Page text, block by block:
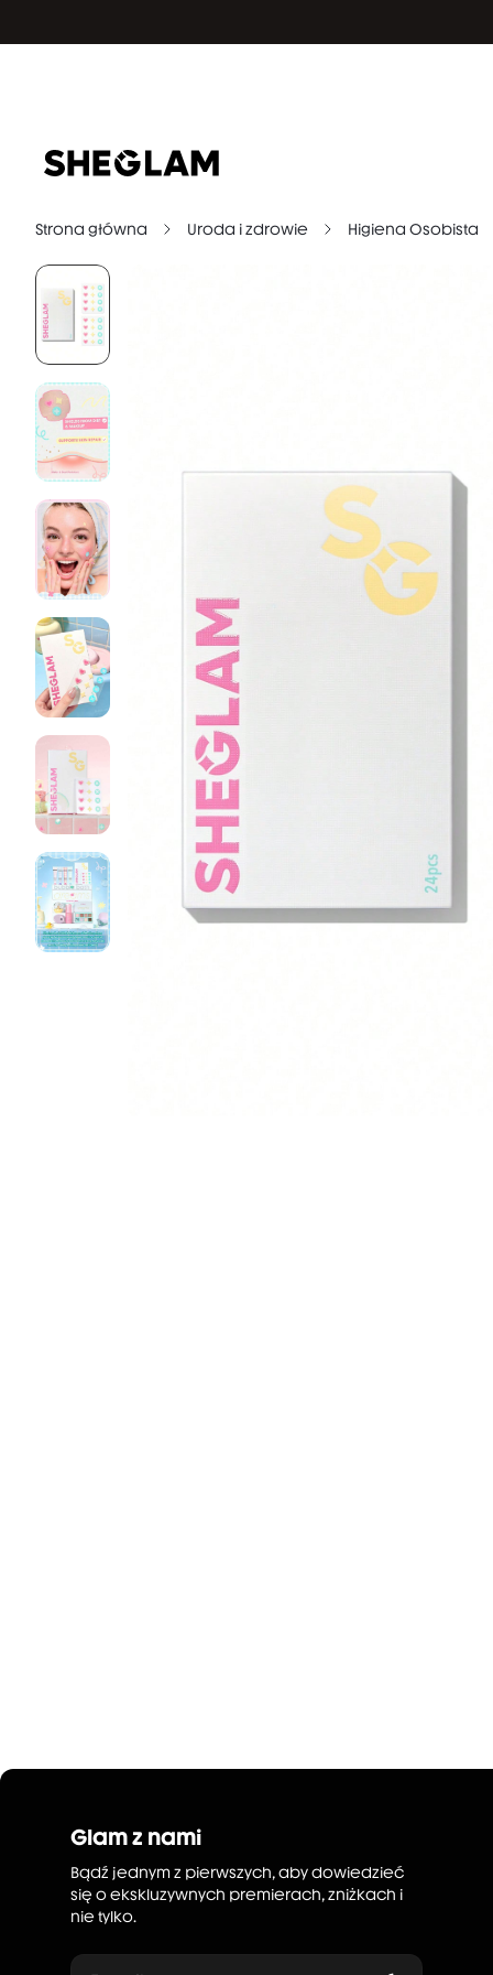
Strona główna Uroda i zdrowie Higiena Osobista
Glam z nami
Bądź jednym z pierwszych, aby dowiedzieć
się o ekskluzywnych premierach, zniżkach i
nie tylko.